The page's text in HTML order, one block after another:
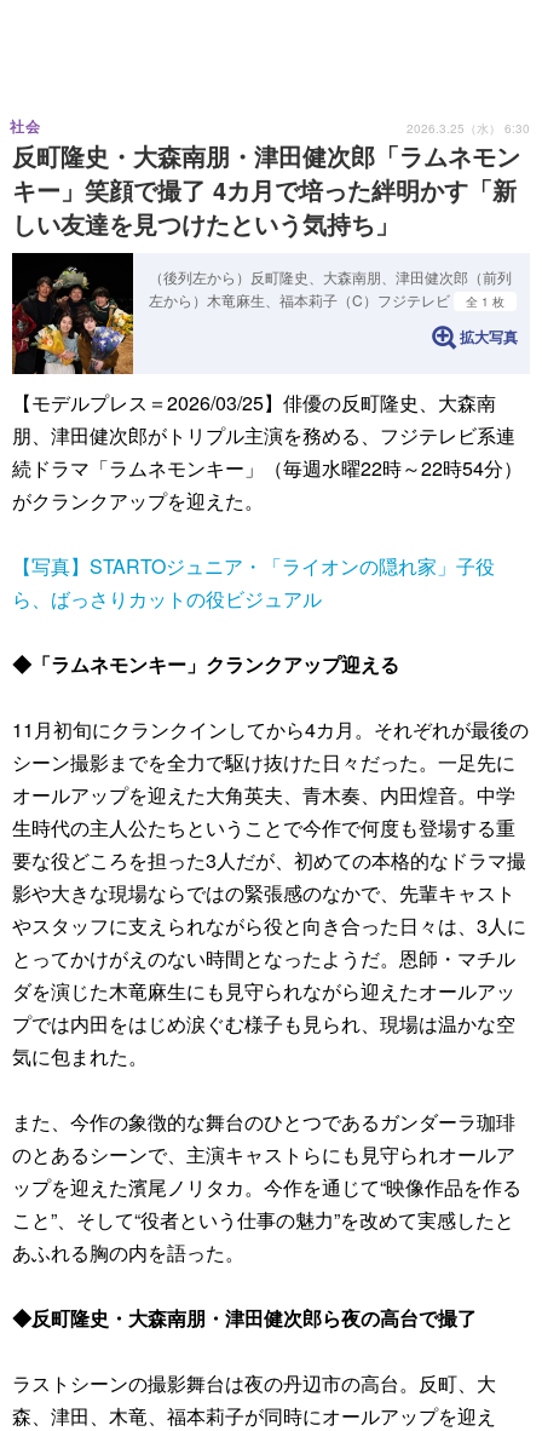
反町隆史・大森南朋・津田健次郎「ラムネモン
キー」笑顔で撮了 4カ月で培った絆明かす「新
しい友達を見つけたという気持ち」
社会 2026.3.25（水） 6:30
（後列左から）反町隆史、大森南朋、津田健次郎（前列
左から）木竜麻生、福本莉子（C）フジテレビ
全 1 枚
拡大写真
【モデルプレス＝2026/03/25】俳優の反町隆史、大森南
朋、津田健次郎がトリプル主演を務める、フジテレビ系連
続ドラマ「ラムネモンキー」（毎週水曜22時～22時54分）
がクランクアップを迎えた。
【写真】STARTOジュニア・「ライオンの隠れ家」子役
ら、ばっさりカットの役ビジュアル
◆「ラムネモンキー」クランクアップ迎える
11月初旬にクランクインしてから4カ月。それぞれが最後の
シーン撮影までを全力で駆け抜けた日々だった。一足先に
オールアップを迎えた大角英夫、青木奏、内田煌音。中学
生時代の主人公たちということで今作で何度も登場する重
要な役どころを担った3人だが、初めての本格的なドラマ撮
影や大きな現場ならではの緊張感のなかで、先輩キャスト
やスタッフに支えられながら役と向き合った日々は、3人に
とってかけがえのない時間となったようだ。恩師・マチル
ダを演じた木竜麻生にも見守られながら迎えたオールアッ
プでは内田をはじめ涙ぐむ様子も見られ、現場は温かな空
気に包まれた。
また、今作の象徴的な舞台のひとつであるガンダーラ珈琲
のとあるシーンで、主演キャストらにも見守られオールア
ップを迎えた濱尾ノリタカ。今作を通じて“映像作品を作る
こと”、そして“役者という仕事の魅力”を改めて実感したと
あふれる胸の内を語った。
◆反町隆史・大森南朋・津田健次郎ら夜の高台で撮了
ラストシーンの撮影舞台は夜の丹辺市の高台。反町、大
森、津田、木竜、福本莉子が同時にオールアップを迎え